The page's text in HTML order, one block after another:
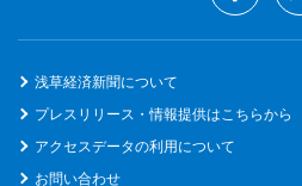
浅草経済新聞について
プレスリリース・情報提供はこちらから
アクセスデータの利用について
お問い合わせ